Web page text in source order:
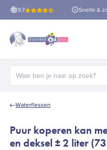
9,7
verzendingvanaf €60! Snelle &
Zoeken naar:
Waterflessen
Puur koperen kan
en deksel ± 2 liter